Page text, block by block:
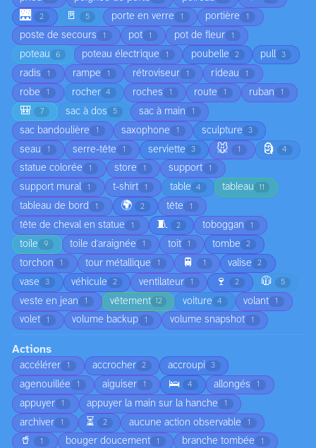
🌉 2 🚪 5 porte en verre 1 portière 1
poste de secours 1 pot 1 pot de fleur 1
poteau 6 poteau électrique 1 poubelle 2 pull 3
radis 1 rampe 1 rétroviseur 1 rideau 1
robe 1 rocher 4 roches 1 route 1 ruban 1
🎒 7 sac à dos 5 sac à main 1
sac bandoulière 1 saxophone 1 sculpture 3
seau 1 serre-tête 1 serviette 3 🐭 1 🗿 4
statue colorée 1 store 1 support 1
support mural 1 t-shirt 1 table 4 tableau 11
tableau de bord 1 🌍 2 tête 1
tête de cheval en statue 1 🧵 2 toboggan 1
toile 9 toile d'araignée 1 toit 1 tombe 2
torchon 1 tour métallique 1 🚆 1 valise 2
vase 3 véhicule 2 ventilateur 1 🍷 2 🧥 5
veste en jean 1 vêtement 12 voiture 4 volant 1
volet 1 volume backup 1 volume snapshot 1
Actions
accélérer 1 accrocher 2 accroupi 3
agenouillée 1 aiguiser 1 🛌 4 allongés 1
appuyer 1 appuyer la main sur la hanche 1
archiver 1 ⏳ 2 aucune action observable 1
🥤 1 bouger doucement 1 branche tombée 1